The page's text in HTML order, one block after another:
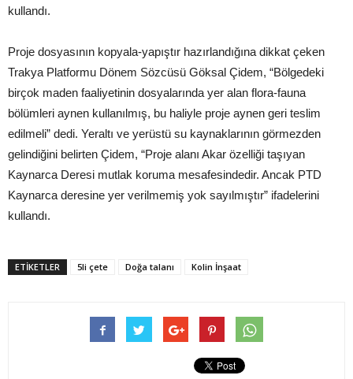
kullandı.
Proje dosyasının kopyala-yapıştır hazırlandığına dikkat çeken
Trakya Platformu Dönem Sözcüsü Göksal Çidem, “Bölgedeki
birçok maden faaliyetinin dosyalarında yer alan flora-fauna
bölümleri aynen kullanılmış, bu haliyle proje aynen geri teslim
edilmeli” dedi. Yeraltı ve yerüstü su kaynaklarının görmezden
gelindiğini belirten Çidem, “Proje alanı Akar özelliği taşıyan
Kaynarca Deresi mutlak koruma mesafesindedir. Ancak PTD
Kaynarca deresine yer verilmemiş yok sayılmıştır” ifadelerini
kullandı.
ETIKETLER 5li çete Doğa talanı Kolin İnşaat